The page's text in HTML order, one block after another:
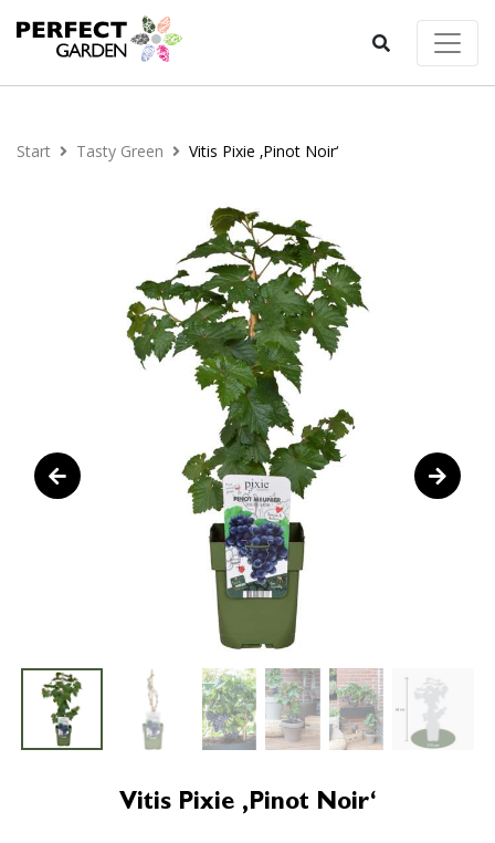
Start Tasty Green Vitis Pixie ‚Pinot Noir‘
Vitis Pixie ‚Pinot Noir‘